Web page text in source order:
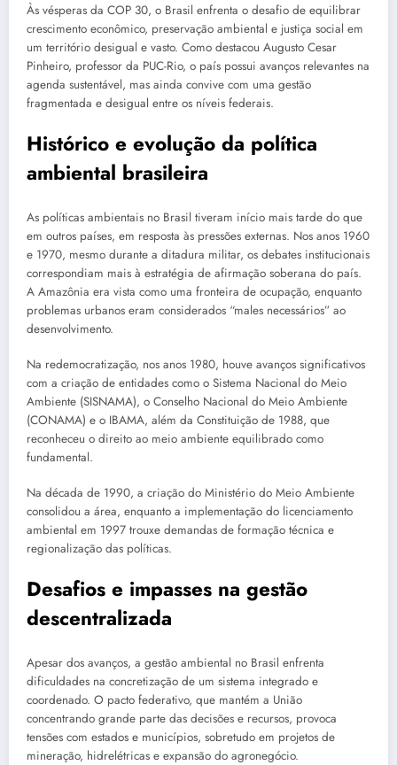
Às vésperas da COP 30, o Brasil enfrenta o desafio de equilibrar
crescimento econômico, preservação ambiental e justiça social em
um território desigual e vasto. Como destacou Augusto Cesar
Pinheiro, professor da PUC-Rio, o país possui avanços relevantes na
agenda sustentável, mas ainda convive com uma gestão
fragmentada e desigual entre os níveis federais.
Histórico e evolução da política
ambiental brasileira
As políticas ambientais no Brasil tiveram início mais tarde do que
em outros países, em resposta às pressões externas. Nos anos 1960
e 1970, mesmo durante a ditadura militar, os debates institucionais
correspondiam mais à estratégia de afirmação soberana do país.
A Amazônia era vista como uma fronteira de ocupação, enquanto
problemas urbanos eram considerados “males necessários” ao
desenvolvimento.
Na redemocratização, nos anos 1980, houve avanços significativos
com a criação de entidades como o Sistema Nacional do Meio
Ambiente (SISNAMA), o Conselho Nacional do Meio Ambiente
(CONAMA) e o IBAMA, além da Constituição de 1988, que
reconheceu o direito ao meio ambiente equilibrado como
fundamental.
Na década de 1990, a criação do Ministério do Meio Ambiente
consolidou a área, enquanto a implementação do licenciamento
ambiental em 1997 trouxe demandas de formação técnica e
regionalização das políticas.
Desafios e impasses na gestão
descentralizada
Apesar dos avanços, a gestão ambiental no Brasil enfrenta
dificuldades na concretização de um sistema integrado e
coordenado. O pacto federativo, que mantém a União
concentrando grande parte das decisões e recursos, provoca
tensões com estados e municípios, sobretudo em projetos de
mineração, hidrelétricas e expansão do agronegócio.